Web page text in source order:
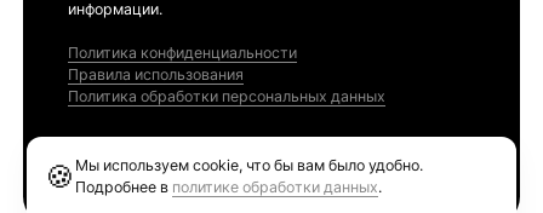
информации.
Политика конфиденциальности
Правила использования
Политика обработки персональных данных
🍪 Мы используем cookie, что бы вам было удобно.
Подробнее в политике обработки данных.
Ethereum GAS Tracker